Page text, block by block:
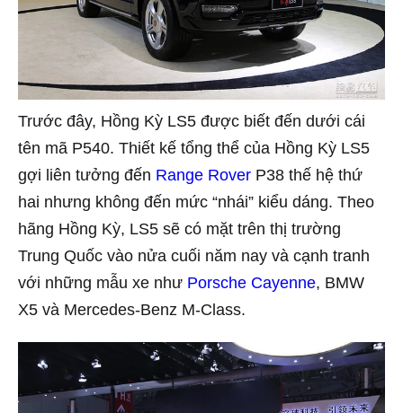
Trước đây, Hồng Kỳ LS5 được biết đến dưới cái
tên mã P540. Thiết kế tổng thể của Hồng Kỳ LS5
gợi liên tưởng đến Range Rover P38 thế hệ thứ
hai nhưng không đến mức “nhái” kiểu dáng. Theo
hãng Hồng Kỳ, LS5 sẽ có mặt trên thị trường
Trung Quốc vào nửa cuối năm nay và cạnh tranh
với những mẫu xe như Porsche Cayenne, BMW
X5 và Mercedes-Benz M-Class.